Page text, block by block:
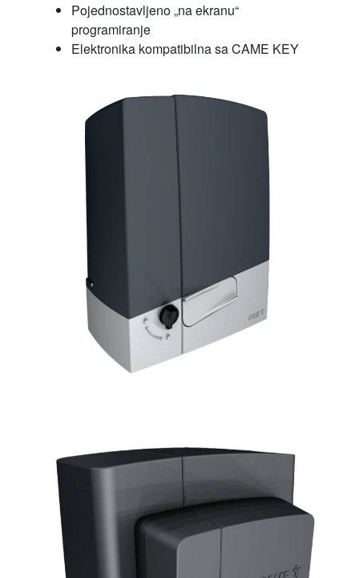
Pojednostavljeno „na ekranu“
programiranje
Elektronika kompatibilna sa CAME KEY